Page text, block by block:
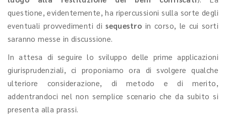
questione, evidentemente, ha ripercussioni sulla sorte degli
eventuali provvedimenti disequestro in corso, le cui sorti
saranno messe in discussione.
In attesa di seguire lo sviluppo delle prime applicazioni
giurisprudenziali, ci proponiamo ora di svolgere qualche
ulteriore considerazione, di metodo e di merito,
addentrandoci nel non semplice scenario che da subito si
presenta alla prassi.